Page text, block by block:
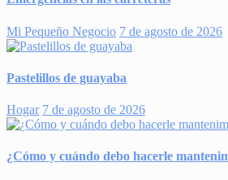
Mi Pequeño Negocio 7 de agosto de 2026
Pastelillos de guayaba
Hogar 7 de agosto de 2026
¿Cómo y cuándo debo hacerle